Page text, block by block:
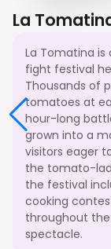
La
La Tomatina
fight festival
Thousands of
tomatoes at
hour-long
grown into a
visitors eager
the tomato-
the festival
cooking
throughout
spectacle.